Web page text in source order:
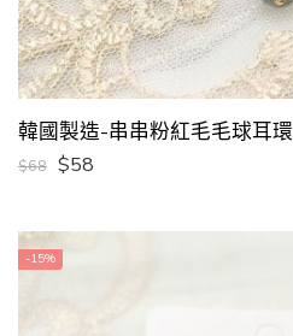
韓國製造-串串粉紅毛毛球耳環
$68 $58
-15%